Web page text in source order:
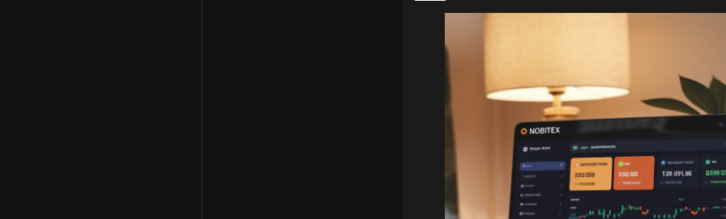
Присоединяйся к лучшему крипто-сообществу
#крипта